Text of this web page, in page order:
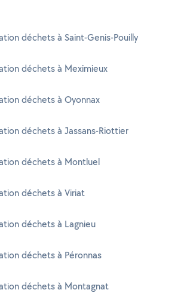
déchets à Saint-Genis-Pouilly
déchets à Meximieux
déchets à Oyonnax
déchets à Jassans-Riottier
déchets à Montluel
déchets à Viriat
déchets à Lagnieu
déchets à Péronnas
déchets à Montagnat